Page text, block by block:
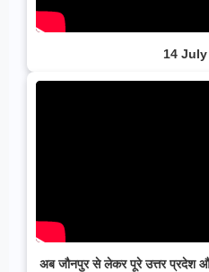
14 July
अब जौनपुर से लेकर पूरे उत्तर प्रदेश